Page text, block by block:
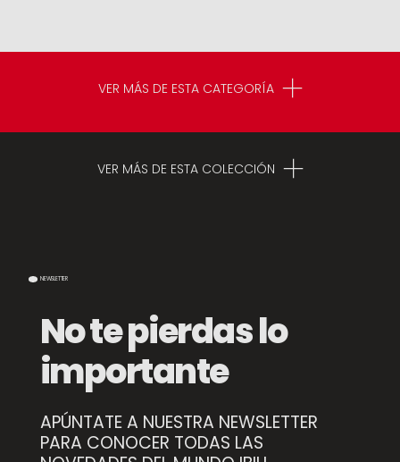
Bandeja Ovalada
Vintage Bordeaux
Cafetera Cónica Vintage Musgo
VER MÁS DE ESTA CATEGORÍA
VER MÁS DE ESTA COLECCIÓN
NEWSLETTER
No te pierdas lo
importante
APÚNTATE A NUESTRA NEWSLETTER
PARA CONOCER TODAS LAS